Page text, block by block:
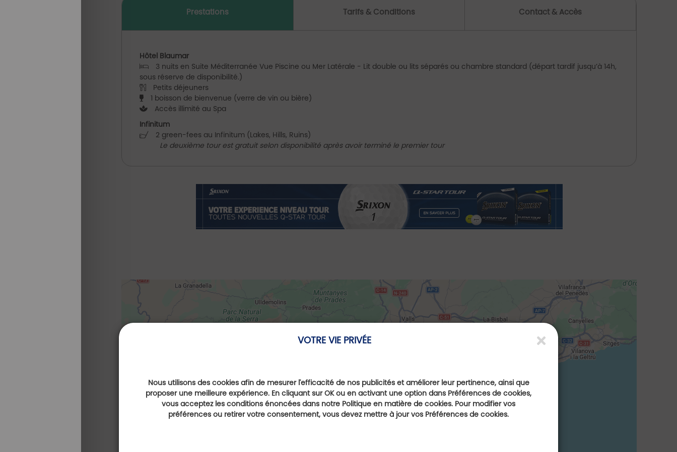
VOTRE VIE PRIVÉE
Nous utilisons des cookies afin de mesurer l'efficacité de nos publicités et améliorer leur pertinence, ainsi que
proposer une meilleure expérience. En cliquant sur OK ou en activant une option dans Préférences de cookies,
vous acceptez les conditions énoncées dans notre Politique en matière de cookies. Pour modifier vos
préférences ou retirer votre consentement, vous devez mettre à jour vos Préférences de cookies.
Prestations Tarifs & Conditions Contact & Accès
Hôtel Blaumar
3 nuits en Suite Méditerranée Vue Piscine ou Mer Latérale - Lit double ou lits séparés ou chambre standard (départ tardif jusqu’à 14h,
sous réserve de disponibilité.)
Petits déjeuners
1 boisson de bienvenue (verre de vin ou bière)
Accès illimité au Spa
Infinitum
2 green-fees au Infinitum (Lakes, Hills, Ruins)
Le deuxième tour est gratuit selon disponibilité après avoir terminé le premier tour